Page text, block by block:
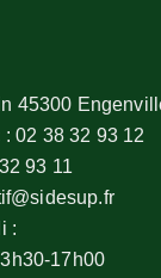
45300
:02 38 32 93 12
93 11
:
17h00